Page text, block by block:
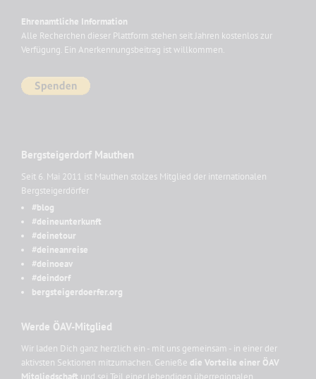
Ehrenamtliche Information
Alle Recherchen dieser Plattform stehen seit Jahren kostenlos zur
Verfügung. Ein Anerkennungsbeitrag ist willkommen.
Bergsteigerdorf Mauthen
Seit 6. Mai 2011 ist Mauthen stolzes Mitglied der internationalen
Bergsteigerdörfer
#blog
#deineunterkunft
#deinetour
#deineanreise
#deinoeav
#deindorf
bergsteigerdoerfer.org
Werde ÖAV-Mitglied
Wir laden Dich ganz herzlich ein - mit uns gemeinsam - in einer der
aktivsten Sektionen mitzumachen. Genieße die Vorteile einer ÖAV
Mitgliedschaft und sei Teil einer lebendigen überregionalen